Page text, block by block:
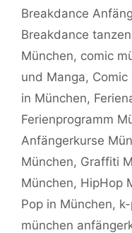
Breakdance
Breakdance
München, comic
und Manga, Comic
in München,
Ferienprogramm
Anfängerkurse
München, Graffiti
München, HipHop
Pop in München,
münchen